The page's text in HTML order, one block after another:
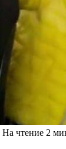
На чтение 2